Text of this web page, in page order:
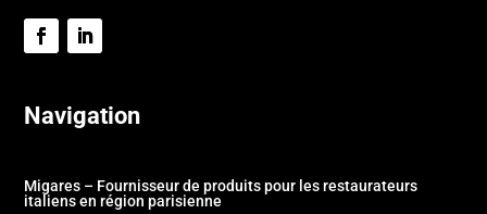
Navigation
Migares – Fournisseur de produits pour les restaurateurs
italiens en région parisienne